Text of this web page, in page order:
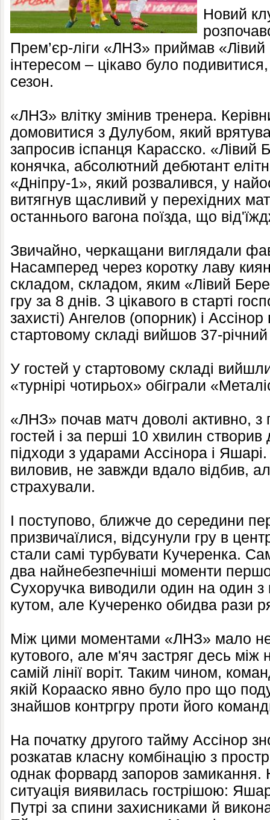
Новий
Прем’єр-ліги «ЛНЗ» приймав «Лівий
інтересом – цікаво було
сезон.
«ЛНЗ» влітку змінив тренера.
домовитися з Дулубом, який
запросив іспанця Карасско. «Лівий
конячка, абсолютний дебютант
«Дніпру-1», який розвалився, у
витягнув щасливий у перехідних
останнього вагона поїзда, що
Звичайно, черкащани виглядали
Насамперед через коротку лаву
складом, складом, яким «Лівий
гру за 8 днів. З цікавого в старті
захисті) Ангелов (опорник) і Ассінор
стартовому складі вийшов 37-
У гостей у стартовому складі
«турнірі чотирьох» обіграли
«ЛНЗ» почав матч доволі активно, з
гостей і за перші 10 хвилин
підходи з ударами Ассінора і
виловив, не завжди вдало відбив,
страхували.
І поступово, ближче до середини
призвичаїлися, відсунули гру в
стали самі турбувати Кучеренка.
два найнебезпечніші моменти
Сухоручка виводили один на один з
кутом, але Кучеренко обидва рази
Між цими моментами «ЛНЗ» мало не
кутового, але м'яч застряг десь між
самій лінії воріт. Таким чином,
якій Корааско явно було про що
знайшов контргру проти його
На початку другого тайму Ассінор
розкатав класну комбінацію з
однак форвард запоров замикання.
ситуація виявилась гострішою:
Путрі за спини захисниками й